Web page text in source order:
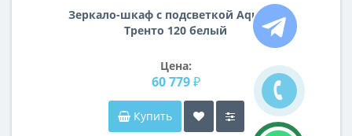
Зеркало-шкаф с подсветкой Aquanet
Тренто 120 белый
Цена:
60 779 ₽
Купить